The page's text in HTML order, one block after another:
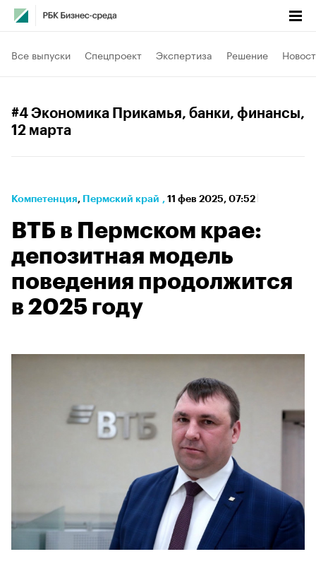
Все выпуски Спецпроект Экспертиза Решение
#4 Экономика Прикамья, банки, финансы,
12 марта
Компетенция⁠, Пермский край , 11 фев 2025, 07:52
ВТБ в Пермском крае:
депозитная модель
поведения продолжится
в 2025 году